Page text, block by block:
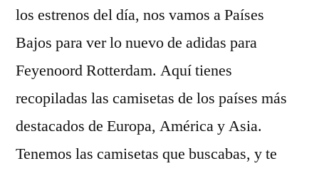
los estrenos del día, nos vamos a Países
Bajos para ver lo nuevo de adidas para
Feyenoord Rotterdam. Aquí tienes
recopiladas las camisetas de los países más
destacados de Europa, América y Asia.
Tenemos las camisetas que buscabas, y te